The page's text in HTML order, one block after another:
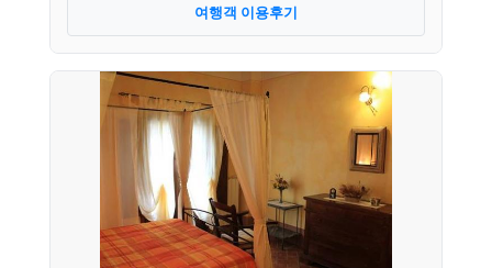
여행객 이용후기